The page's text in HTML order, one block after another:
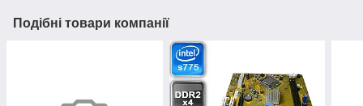
Подібні товари компанії